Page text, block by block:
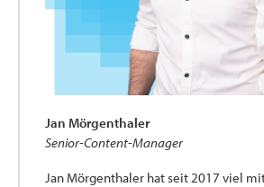
Jan Mörgenthaler
Senior-Content-Manager
Jan Mörgenthaler hat seit 2017 viel